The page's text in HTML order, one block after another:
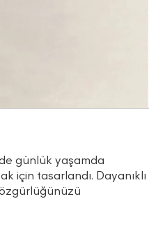
günlük yaşamda
için tasarlandı. Dayanıklı